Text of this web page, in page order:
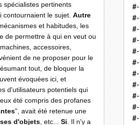
spécialistes pertinents
le sujet. Autre
et habitudes, les
de permettre à qui en veut ou
accessoires,
de ne proposer pour le
tout, de bloquer la
évoquées ici, et
d'utilisateurs potentiels qui
été compris des profanes
", avait été retenue une
d'objets , etc... Si . Il n'y a
#-
#-
#-
#-
#-
#-